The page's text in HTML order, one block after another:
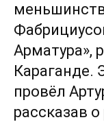
Арматура»,
Караганде.
провёл
рассказав